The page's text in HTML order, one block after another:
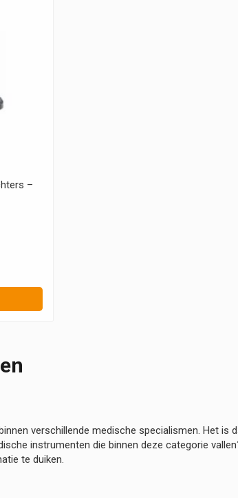
–
verschillende medische specialismen. Het is
instrumenten die binnen deze categorie
te duiken.